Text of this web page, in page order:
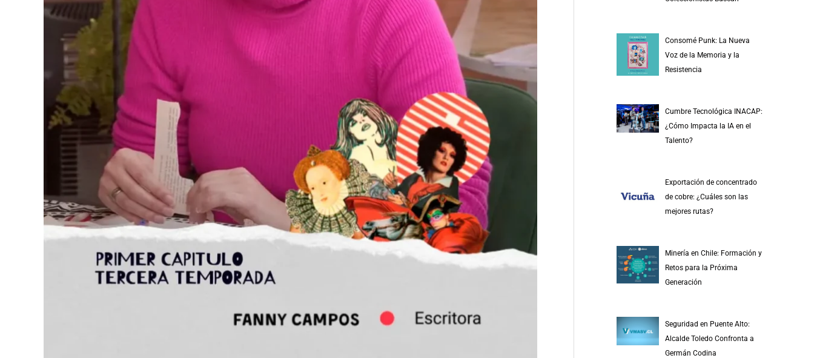
Consomé Punk: La Nueva
Voz de la Memoria y la
Resistencia
Cumbre Tecnológica INACAP:
¿Cómo Impacta la IA en el
Talento?
Exportación de concentrado
de cobre: ¿Cuáles son las
mejores rutas?
Minería en Chile: Formación y
Retos para la Próxima
Generación
Seguridad en Puente Alto:
Alcalde Toledo Confronta a
Germán Codina